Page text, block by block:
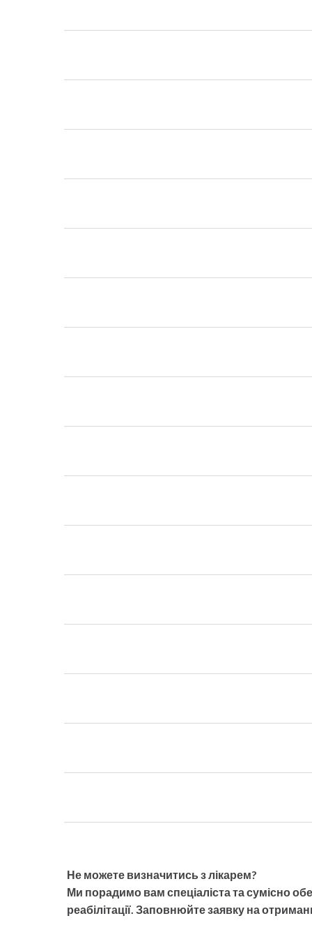
Averina Clinic- Лікувальна
Медичний
Клініка
Косметологічна клініка
Центр
Ірина
Клініка "Estimed"-
Медичний центр
Не можете визначитись з лікарем?
Ми порадимо вам спеціаліста та сумісно
реабілітації. Заповнюйте заявку на